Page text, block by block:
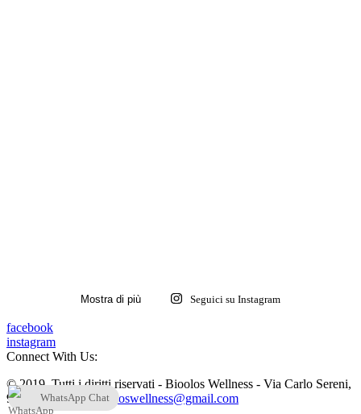
Mostra di più Seguici su Instagram
facebook
instagram
Connect With Us:
© 2019. Tutti i diritti riservati - Bioolos Wellness - Via Carlo Sereni,
9 00146 Roma -biooloswellness@gmail.com
WhatsApp Chat